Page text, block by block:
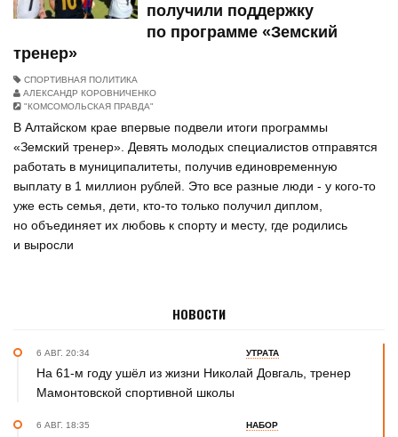
получили поддержку
по программе «Земский
тренер»
СПОРТИВНАЯ ПОЛИТИКА
АЛЕКСАНДР КОРОВНИЧЕНКО
"КОМСОМОЛЬСКАЯ ПРАВДА"
В Алтайском крае впервые подвели итоги программы
«Земский тренер». Девять молодых специалистов отправятся
работать в муниципалитеты, получив единовременную
выплату в 1 миллион рублей. Это все разные люди - у кого-то
уже есть семья, дети, кто-то только получил диплом,
но объединяет их любовь к спорту и месту, где родились
и выросли
НОВОСТИ
6 АВГ. 20:34 УТРАТА
На 61-м году ушёл из жизни Николай Довгаль, тренер
Мамонтовской спортивной школы
6 АВГ. 18:35 НАБОР